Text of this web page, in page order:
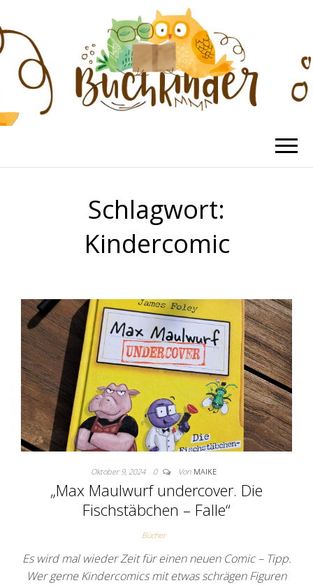
Die schönsten Kinderbücher
Schlagwort:
Kindercomic
Oktober 9, 2024 0 Von MAIKE
„Max Maulwurf undercover. Die
Fischstäbchen – Falle“
Bücher
Es wird mal wieder Zeit für einen neuen Comic – Tipp.
Wer gerne Kindercomics mit etwas schrägen Figuren